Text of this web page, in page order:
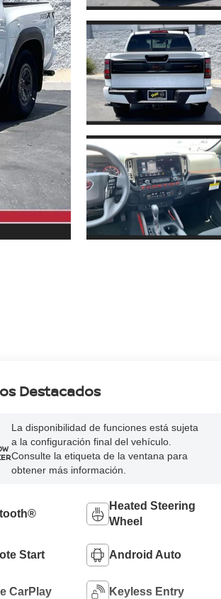
Destacados
La disponibilidad de funciones está sujeta
a la configuración final del vehículo.
Consulte la etiqueta de la ventana para
obtener más información.
Heated Steering
Wheel
Start Android Auto
CarPlay Keyless Entry